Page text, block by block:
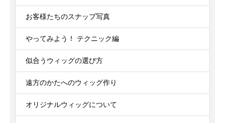
お客様たちのスナップ写真
やってみよう！ テクニック編
似合うウィッグの選び方
遠方のかたへのウィッグ作り
オリジナルウィッグについて